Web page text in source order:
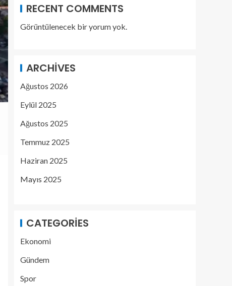
RECENT COMMENTS
Görüntülenecek bir yorum yok.
ARCHIVES
Ağustos 2026
Eylül 2025
Ağustos 2025
Temmuz 2025
Haziran 2025
Mayıs 2025
CATEGORIES
Ekonomi
Gündem
Spor